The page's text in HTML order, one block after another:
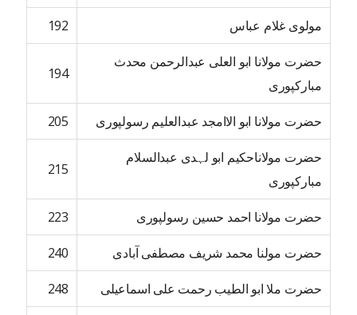
مولوی غلام عباس 192
حضرت مولانا ابو العلی عبدالرحمن محدث
مبارکپوری
194
حضرت مولانا ابو الاامجد عبدالعلیم رسولپوری 205
حضرت مولاناحکیم ابو لہدی عبدالسلام
مبارکپوری
215
حضرت مولانا احمد حسین رسولپوری 223
حضرت مولنا محمد شریف مصطفی آبادی 240
حضرت ملا ابو الطیب رحمت علی اسماعیلی 248